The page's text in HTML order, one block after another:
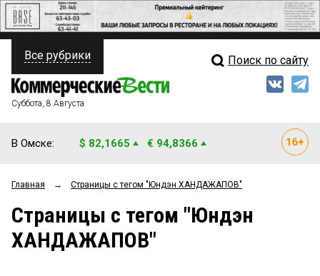
ПОЛИТИКА
ФИНАНСЫ
ОБЩЕСТВО
ЗАКОН
НОВОСТИ КОМПАНИЙ
Свежий выпуск
Мнения
Рейтинги
Все рубрики Поиск по сайту
Суббота, 8 Августа
В Омске: $ 82,1665 € 94,8366
Главная → Страницы c тегом "Юндэн ХАНДАЖАПОВ"
Страницы c тегом "Юндэн
ХАНДАЖАПОВ"